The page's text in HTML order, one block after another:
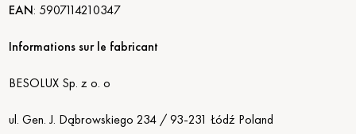
EAN: 5907114210347
Informations sur le fabricant
BESOLUX Sp. z o. o
ul. Gen. J. Dąbrowskiego 234 / 93-231 Łódź Poland